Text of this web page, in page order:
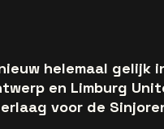
helemaal gelijk
en Limburg
voor de